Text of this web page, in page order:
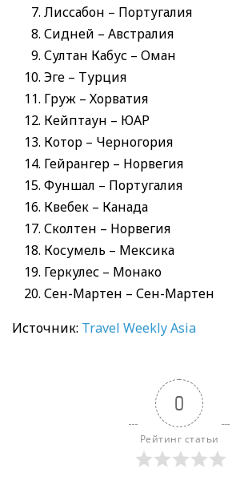
Лиссабон – Португалия
Сидней – Австралия
Султан Кабус – Оман
Эге – Турция
Груж – Хорватия
Кейптаун – ЮАР
Котор – Черногория
Гейрангер – Норвегия
Фуншал – Португалия
Квебек – Канада
Сколтен – Норвегия
Косумель – Мексика
Геркулес – Монако
Сен-Мартен – Сен-Мартен
Источник: Travel Weekly Asia
0
Рейтинг статьи